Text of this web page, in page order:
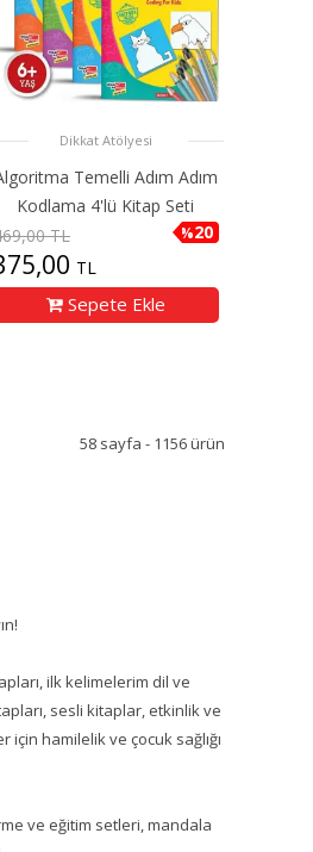
Dikkat Atölyesi
Temelli Adım Adım
Kodlama 4'lü Kitap Seti
TL
TL
%20
Sepete Ekle
58 sayfa - 1156 ürün
ilk kelimelerim dil ve
sesli kitaplar, etkinlik ve
hamilelik ve çocuk sağlığı
ve eğitim setleri, mandala